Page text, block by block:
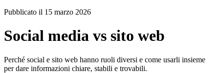
Pubblicato il 15 marzo 2026
Social media vs sito web
Perché social e sito web hanno ruoli diversi e come usarli insieme
per dare informazioni chiare, stabili e trovabili.